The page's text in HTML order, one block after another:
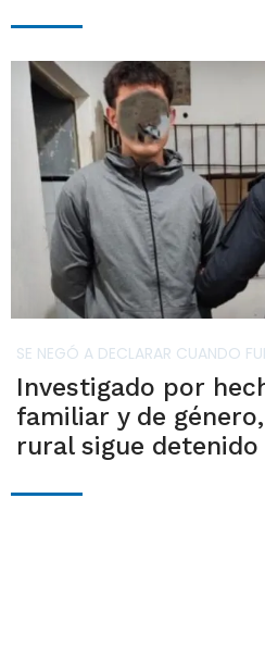
SE NEGÓ A DECLARAR CUANDO
Investigado por
familiar y de
rural sigue detenido